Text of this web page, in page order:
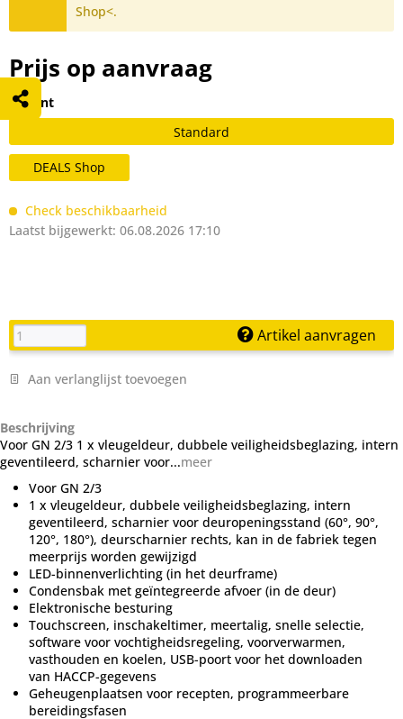
Shop<.
Prijs op aanvraag
Variant
Standard
DEALS Shop
Check beschikbaarheid
Laatst bijgewerkt: 06.08.2026 17:10
Artikel aanvragen
Aan verlanglijst toevoegen
Beschrijving
Voor GN 2/3 1 x vleugeldeur, dubbele veiligheidsbeglazing, intern
geventileerd, scharnier voor...meer
Voor GN 2/3
1 x vleugeldeur, dubbele veiligheidsbeglazing, intern
geventileerd, scharnier voor deuropeningsstand (60°, 90°,
120°, 180°), deurscharnier rechts, kan in de fabriek tegen
meerprijs worden gewijzigd
LED-binnenverlichting (in het deurframe)
Condensbak met geïntegreerde afvoer (in de deur)
Elektronische besturing
Touchscreen, inschakeltimer, meertalig, snelle selectie,
software voor vochtigheidsregeling, voorverwarmen,
vasthouden en koelen, USB-poort voor het downloaden
van HACCP-gegevens
Geheugenplaatsen voor recepten, programmeerbare
bereidingsfasen